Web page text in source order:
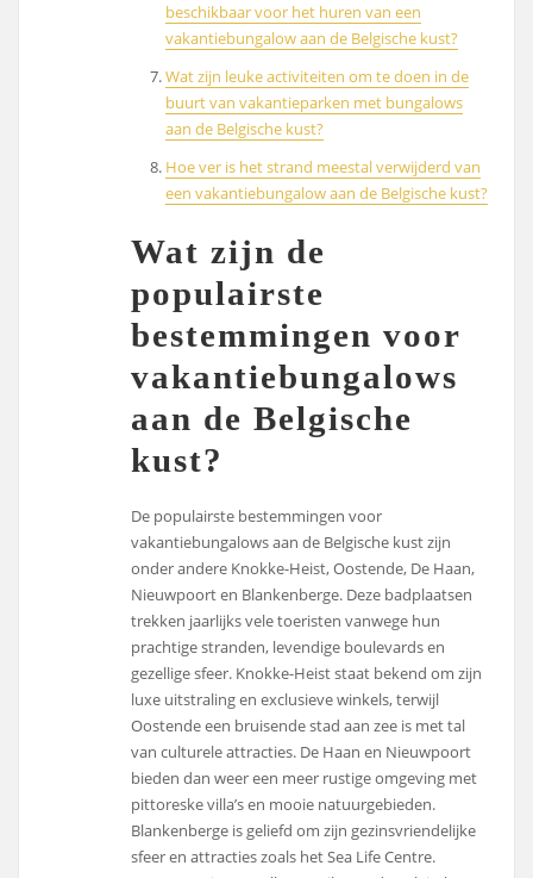
beschikbaar voor het huren van een
vakantiebungalow aan de Belgische kust?
Wat zijn leuke activiteiten om te doen in de
buurt van vakantieparken met bungalows
aan de Belgische kust?
Hoe ver is het strand meestal verwijderd van
een vakantiebungalow aan de Belgische kust?
Wat zijn de
populairste
bestemmingen voor
vakantiebungalows
aan de Belgische
kust?
De populairste bestemmingen voor
vakantiebungalows aan de Belgische kust zijn
onder andere Knokke-Heist, Oostende, De Haan,
Nieuwpoort en Blankenberge. Deze badplaatsen
trekken jaarlijks vele toeristen vanwege hun
prachtige stranden, levendige boulevards en
gezellige sfeer. Knokke-Heist staat bekend om zijn
luxe uitstraling en exclusieve winkels, terwijl
Oostende een bruisende stad aan zee is met tal
van culturele attracties. De Haan en Nieuwpoort
bieden dan weer een meer rustige omgeving met
pittoreske villa’s en mooie natuurgebieden.
Blankenberge is geliefd om zijn gezinsvriendelijke
sfeer en attracties zoals het Sea Life Centre.